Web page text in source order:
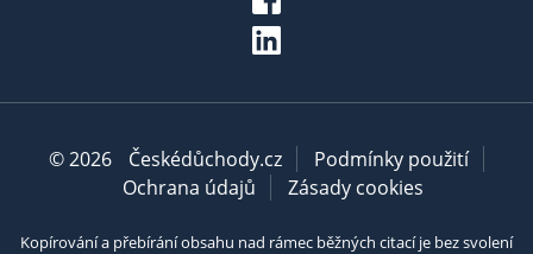
© 2026 Českédůchody.cz
Podmínky použití
Ochrana údajů
Zásady cookies
Kopírování a přebírání obsahu nad rámec běžných citací je bez svolení